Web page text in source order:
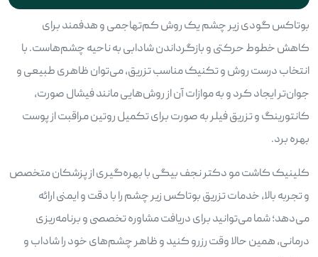
بوتاکس گودی زیر چشم یک روش کم‌تهاجمی و هدفمند برای
کاهش خطوط حرکتی و بازگرداندن شادابی به ناحیه چشم‌هاست. با
انتخاب درست روش و تکنیک مناسب تزریق، می‌توان ظاهری طبیعی و
جوان‌تر ایجاد کرد و به موازات آن از روش‌هایی مانند فیشال صورت،
کانتورینگ و تزریق فیلر به صورت برای تکمیل روتین مراقبت از پوست
بهره برد.
کلینیک کاشت مو دکتر نجف بیگی با بهره‌گیری از پزشکان متخصص
و تجربه بالا، خدمات تزریق بوتاکس زیر چشم را با دقت و ایمنی ارائه
می‌دهد؛ شما می‌توانید برای دریافت مشاوره تخصصی و برنامه‌ریزی
درمانی، همین حالا وقت رزرو کنید و ظاهر چشم‌های خود را شاداب و